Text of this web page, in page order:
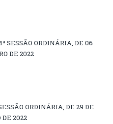
SESSÃO ORDINÁRIA, DE 06
DE 2022
ORDINÁRIA, DE 29 DE
2022